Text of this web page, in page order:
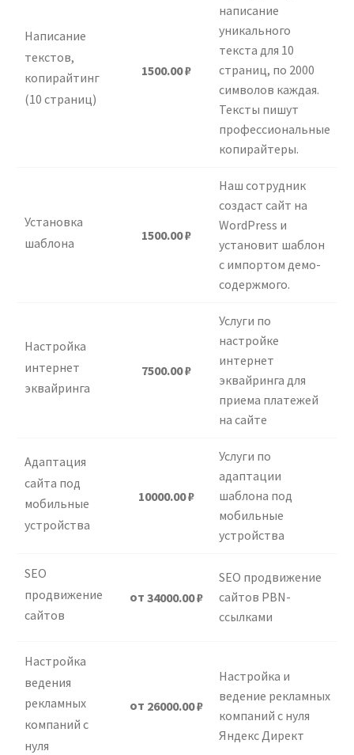
Написание
текстов,
копирайтинг
(10 страниц)
1500.00₽
написание
уникального
текста для 10
страниц, по 2000
символов каждая.
Тексты пишут
профессиональные
копирайтеры.
Установка
шаблона
1500.00₽
Наш сотрудник
создаст сайт на
WordPress и
установит шаблон
с импортом демо-
содержмого.
Настройка
интернет
эквайринга
7500.00₽
Услуги по
настройке
интернет
эквайринга для
приема платежей
на сайте
Адаптация
сайта под
мобильные
устройства
10000.00₽
Услуги по
адаптации
шаблона под
мобильные
устройства
SEO
продвижение
сайтов
от 34000.00₽
SEO продвижение
сайтов PBN-
ссылками
Настройка
ведения
рекламных
компаний с
нуля
от 26000.00₽
Настройка и
ведение рекламных
компаний с нуля
Яндекс Директ